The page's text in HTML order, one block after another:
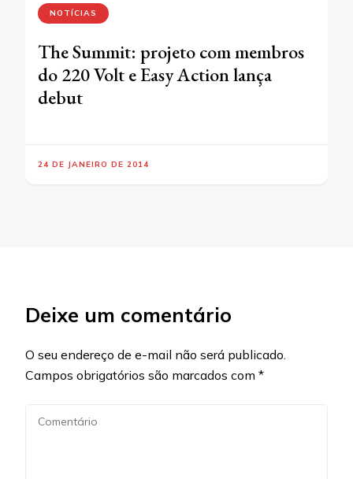
NOTÍCIAS
The Summit: projeto com membros
do 220 Volt e Easy Action lança
debut
24 DE JANEIRO DE 2014
Deixe um comentário
O seu endereço de e-mail não será publicado.
Campos obrigatórios são marcados com *